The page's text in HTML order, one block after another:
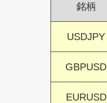
銘柄
USDJPY
GBPUSD
EURUSD